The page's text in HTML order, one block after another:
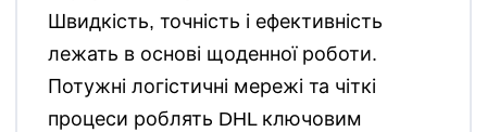
Швидкість, точність і ефективність
лежать в основі щоденної роботи.
Потужні логістичні мережі та чіткі
процеси роблять DHL ключовим